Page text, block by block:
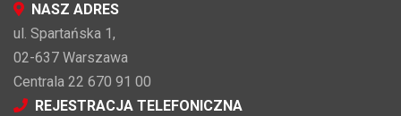
NASZ ADRES
ul. Spartańska 1,
02-637 Warszawa
Centrala 22 670 91 00
REJESTRACJA TELEFONICZNA